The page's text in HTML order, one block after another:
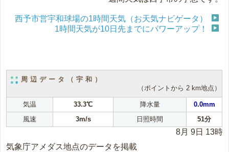
西予市営宇和球場の1時間天気（お天気ナビゲータ）
1時間天気が10日先までにパワーアップ！
周辺データ（宇和）
（ポイントから 2 km地点）
気温 33.3℃ 降水量
0.0mm
風速
3m/s 日照時間 51分
8月 9日 13時
気象庁アメダス地点のデータを掲載